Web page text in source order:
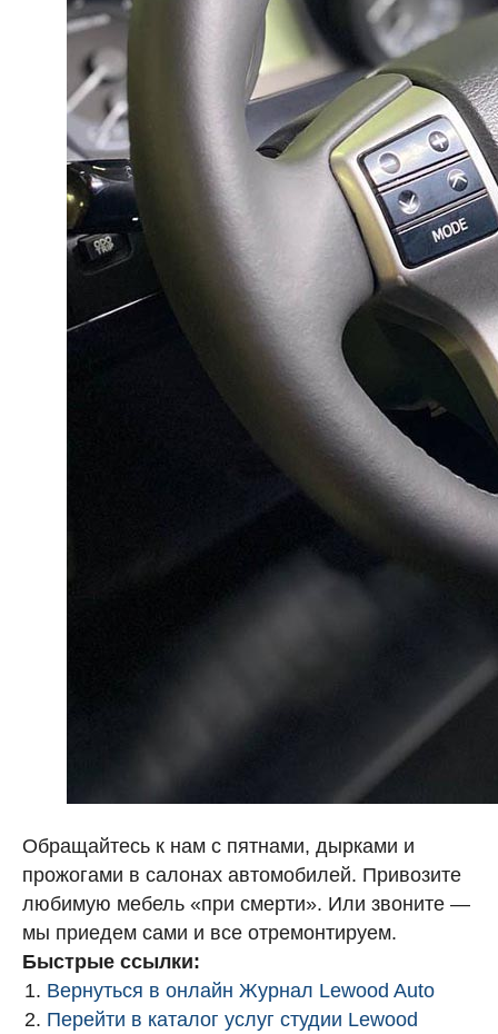
Обращайтесь к нам с пятнами, дырками и
прожогами в салонах автомобилей. Привозите
любимую мебель «при смерти». Или звоните —
мы приедем сами и все отремонтируем.
Быстрые ссылки:
Вернуться в онлайн Журнал Lewood Auto
Перейти в каталог услуг студии Lewood